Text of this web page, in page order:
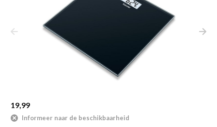
19,99
Informeer naar de beschikbaarheid